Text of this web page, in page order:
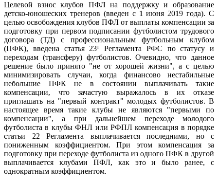
Целевой взнос клубов ПФЛ на поддержку и образование
детско-юношеских тренеров (введен с 1 июня 2019 года). С
целью освобождения клубов ПФЛ от выплаты компенсации за
подготовку при первом подписании футболистом трудового
договора (ТД) с профессиональным футбольным клубом
(ПФК), введена статья 23¹ Регламента РФС по статусу и
переходам (трансферу) футболистов. Очевидно, что данное
решение было принято "не от хорошей жизни", а с целью
минимизировать случаи, когда финансово нестабильные
небольшие ПФК не в состоянии выплачивать такие
компенсации, что зачастую выражалось в их отказе
приглашать на "первый контракт" молодых футболистов. В
настоящее время такие клубы не являются "первыми по
компенсации", а при дальнейшем переходе молодого
футболиста в клубы ФНЛ или РФПЛ компенсация в порядке
статьи 22 Регламента выплачивается последними, но с
пониженным коэффициентом. При этом компенсация за
подготовку при переходе футболиста из одного ПФК в другой
выплачивается клубами ПФЛ, как это и было ранее, с
однократным коэффициентом.